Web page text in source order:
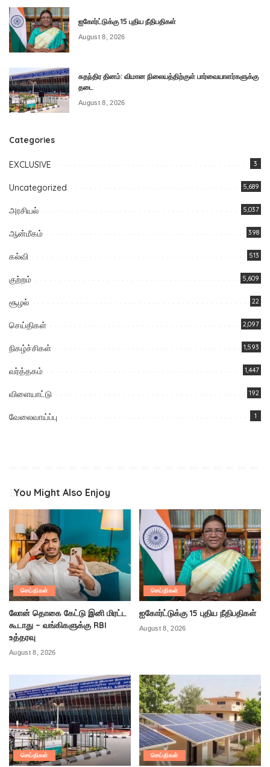
ஐகோர்ட்டுக்கு 15 புதிய நீதிபதிகள்
August 8, 2026
சுதந்திர தினம்: விமான நிலையத்திற்குள் பார்வையாளர்களுக்கு
தடை
August 8, 2026
Categories
EXCLUSIVE 3
Uncategorized 5,689
அரசியல் 5,037
ஆன்மீகம் 398
கல்வி 513
குற்றம் 5,609
சூழல் 22
செய்திகள் 2,097
நிகழ்ச்சிகள் 1,593
வர்த்தகம் 1,447
விளையாட்டு 192
வேலைவாய்ப்பு 1
You Might Also Enjoy
செய்திகள்
லோன் தொகை கேட்டு இனி மிரட்ட
கூடாது – வங்கிகளுக்கு RBI
உத்தரவு
August 8, 2026
செய்திகள்
ஐகோர்ட்டுக்கு 15 புதிய நீதிபதிகள்
August 8, 2026
செய்திகள் செய்திகள்